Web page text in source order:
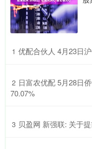
1 优配合伙人 4月23日
2 日富农优配 5月28日
70.07%
3 贝盈网 新强联: 关于